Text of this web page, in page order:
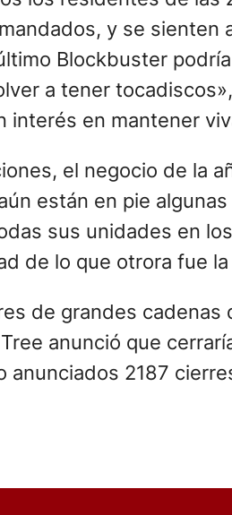
y se
Blockbuster
a tener
interés en mantener
el negocio de la
están en pie
sus unidades en
de lo que otrora fue
de grandes
anunció que
anunciados 2187